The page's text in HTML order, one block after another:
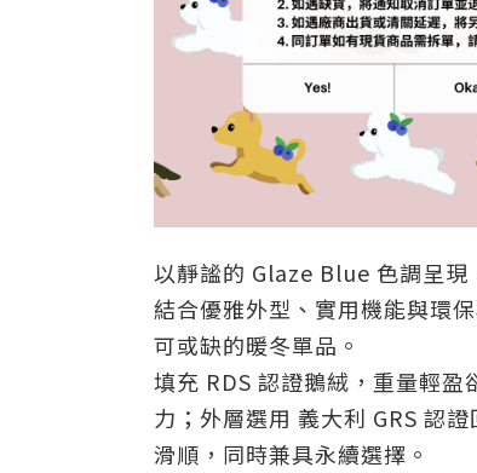
以靜謐的 Glaze Blue 色調呈現
結合優雅外型、實用機能與環
可或缺的暖冬單品。
填充 RDS 認證鵝絨，重量輕盈
力；外層選用 義大利 GRS 認
滑順，同時兼具永續選擇。